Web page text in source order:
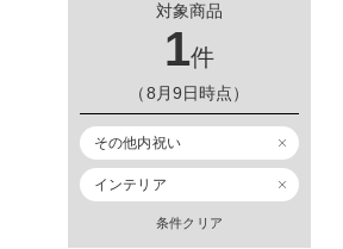
対象商品
1件
（8月9日時点）
その他内祝い
インテリア
条件クリア